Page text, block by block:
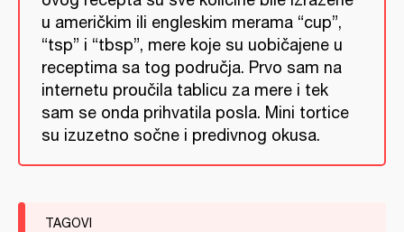
u američkim ili engleskim merama “cup”,
“tsp” i “tbsp”, mere koje su uobičajene u
receptima sa tog područja. Prvo sam na
internetu proučila tablicu za mere i tek
sam se onda prihvatila posla. Mini tortice
su izuzetno sočne i predivnog okusa.
TAGOVI